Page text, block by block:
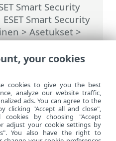
Smart Security
Smart Security
>Asetukset>
>
>
käyttäjältä
your cookies
cookies to give you the best
analyze our website traffic,
ads. You can agree to the
clicking "Accept all and close",
cookies by choosing "Accept
adjust your cookie settings by
You also have the right to